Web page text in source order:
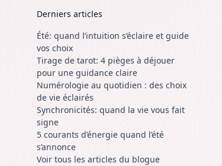
Derniers articles
Été: quand l’intuition s’éclaire et guide
vos choix
Tirage de tarot: 4 pièges à déjouer
pour une guidance claire
Numérologie au quotidien : des choix
de vie éclairés
Synchronicités: quand la vie vous fait
signe
5 courants d’énergie quand l’été
s’annonce
Voir tous les articles du blogue